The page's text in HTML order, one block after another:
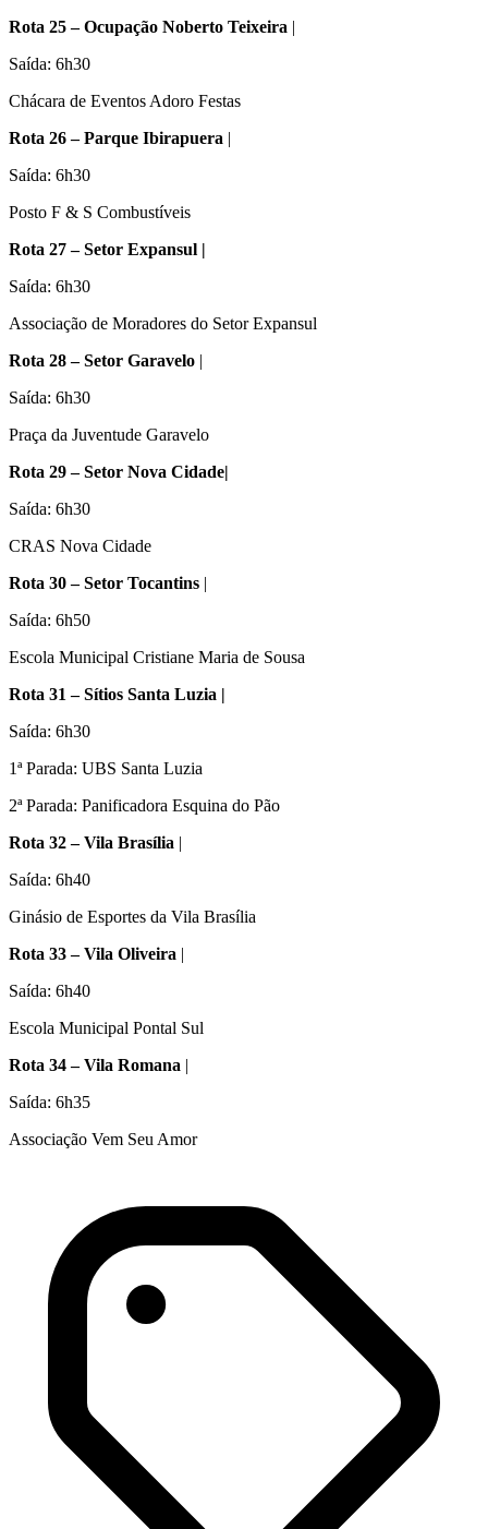
Rota 25 – Ocupação Noberto Teixeira |
Saída: 6h30
Chácara de Eventos Adoro Festas
Rota 26 – Parque Ibirapuera |
Saída: 6h30
Posto F & S Combustíveis
Rota 27 – Setor Expansul |
Saída: 6h30
Associação de Moradores do Setor Expansul
Rota 28 – Setor Garavelo |
Saída: 6h30
Praça da Juventude Garavelo
Rota 29 – Setor Nova Cidade|
Saída: 6h30
CRAS Nova Cidade
Rota 30 – Setor Tocantins |
Saída: 6h50
Escola Municipal Cristiane Maria de Sousa
Rota 31 – Sítios Santa Luzia |
Saída: 6h30
1ª Parada: UBS Santa Luzia
2ª Parada: Panificadora Esquina do Pão
Rota 32 – Vila Brasília |
Saída: 6h40
Ginásio de Esportes da Vila Brasília
Rota 33 – Vila Oliveira |
Saída: 6h40
Escola Municipal Pontal Sul
Rota 34 – Vila Romana |
Saída: 6h35
Associação Vem Seu Amor